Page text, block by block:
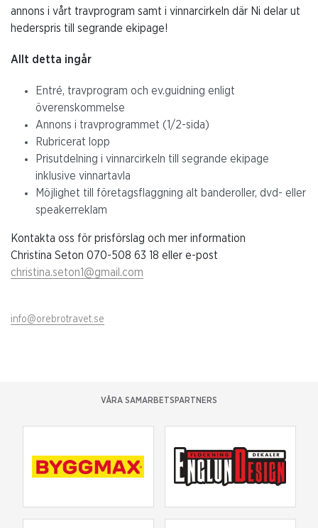
annons i vårt travprogram samt i vinnarcirkeln där Ni delar ut
hederspris till segrande ekipage!
Allt detta ingår
Entré, travprogram och ev.guidning enligt
överenskommelse
Annons i travprogrammet (1/2-sida)
Rubricerat lopp
Prisutdelning i vinnarcirkeln till segrande ekipage
inklusive vinnartavla
Möjlighet till företagsflaggning alt banderoller, dvd- eller
speakerreklam
Kontakta oss för prisförslag och mer information
Christina Seton 070-508 63 18 eller e-post
christina.seton1@gmail.com
info@orebrotravet.se
VÅRA SAMARBETSPARTNERS